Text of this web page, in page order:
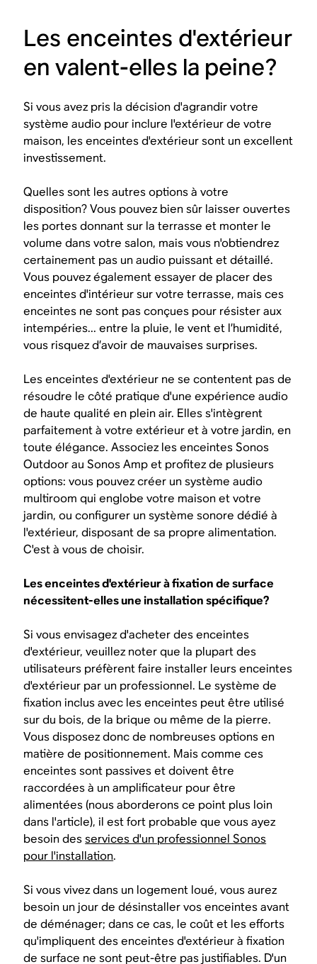
Les enceintes d'extérieur
en valent-elles la peine?
Si vous avez pris la décision d'agrandir votre
système audio pour inclure l'extérieur de votre
maison, les enceintes d'extérieur sont un excellent
investissement.
Quelles sont les autres options à votre
disposition? Vous pouvezbien sûr laisser ouvertes
les portes donnant sur la terrasse et monter le
volume dans votre salon, mais vous n'obtiendrez
certainement pas un audio puissant et détaillé.
Vous pouvezégalement essayer de placer des
enceintes d'intérieur sur votre terrasse, mais ces
enceintes ne sont pas conçues pour résister aux
intempéries... entre la pluie, le vent et l’humidité,
vous risquez d’avoir de mauvaises surprises.
Les enceintes d'extérieur ne se contentent pas de
résoudre le côté pratique d'une expérience audio
de haute qualitéen plein air. Elles s'intègrent
parfaitement à votre extérieur et à votre jardin, en
toute élégance. Associez les enceintes Sonos
Outdoor au Sonos Amp et profitez de plusieurs
options: vous pouvez créer un système audio
multiroom qui englobe votre maison et votre
jardin, ou configurer un système sonore dédié à
l'extérieur, disposant de sa propre alimentation.
C'est à vous de choisir.
Les enceintes d'extérieur à fixation de surface
nécessitent-elles une installation spécifique?
Si vous envisagez d'acheter des enceintes
d'extérieur, veuillez noter que la plupart des
utilisateurs préfèrent faire installer leurs enceintes
d'extérieur par un professionnel. Le système de
fixation inclus avec les enceintes peut être utilisé
sur du bois, de la brique ou même de la pierre.
Vous disposez donc de nombreuses options en
matière de positionnement. Mais comme ces
enceintes sont passives et doivent être
raccordées à un amplificateur pour être
alimentées (nous aborderons ce point plus loin
dans l'article), il est fort probable que vous ayez
besoin desservices d'un professionnel Sonos
pour l'installation.
Si vous vivez dans un logement loué, vous aurez
besoin un jour de désinstaller vos enceintes avant
de déménager; dans ce cas, le coût et les efforts
qu'impliquent des enceintes d'extérieur à fixation
de surface ne sont peut-être pas justifiables. D'un